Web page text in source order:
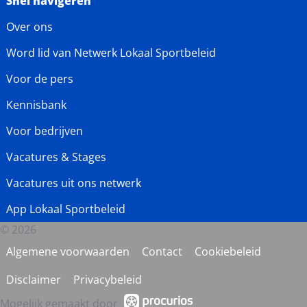
Over ons
Word lid van Netwerk Lokaal Sportbeleid
Voor de pers
Kennisbank
Voor bedrijven
Vacatures & Stages
Vacatures uit ons netwerk
App Lokaal Sportbeleid
© 2026
Algemene voorwaarden
Contact
Cookiebeleid
Disclaimer
Privacybeleid
Mogelijk gemaakt door